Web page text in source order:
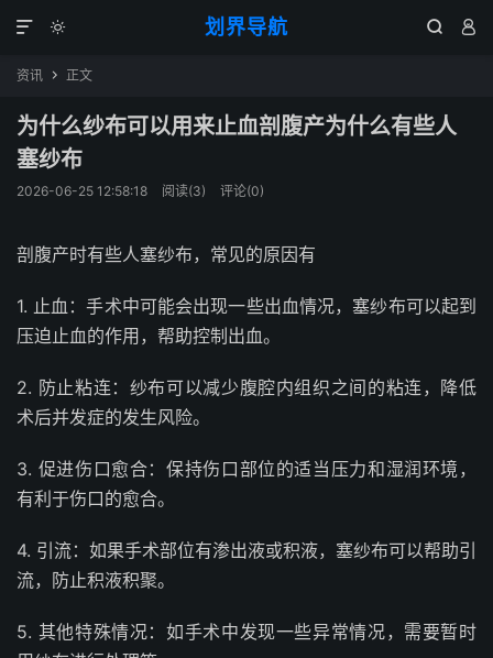
划界导航
  

资讯  正文
为什么纱布可以用来止血剖腹产为什么有些人
塞纱布
2026-06-25 12:58:18 阅读(3) 评论(0)
剖腹产时有些人塞纱布，常见的原因有
1. 止血：手术中可能会出现一些出血情况，塞纱布可以起到
压迫止血的作用，帮助控制出血。
2. 防止粘连：纱布可以减少腹腔内组织之间的粘连，降低
术后并发症的发生风险。
3. 促进伤口愈合：保持伤口部位的适当压力和湿润环境，
有利于伤口的愈合。
4. 引流：如果手术部位有渗出液或积液，塞纱布可以帮助引
流，防止积液积聚。
5. 其他特殊情况：如手术中发现一些异常情况，需要暂时